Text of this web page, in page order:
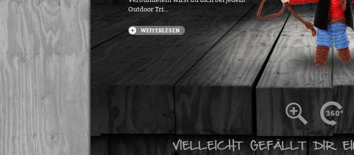
Outdoor Tri...
WEITERLESEN
VIELLEICHT GEFÄLLT DIR